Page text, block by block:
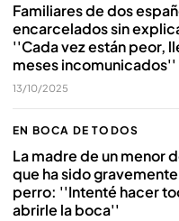
Familiares de dos
encarcelados sin
''Cada vez están peor,
meses incomunicados''
13/10/2025
EN BOCA DE TODOS
La madre de un menor
que ha sido
perro: ''Intenté hacer
abrirle la boca''